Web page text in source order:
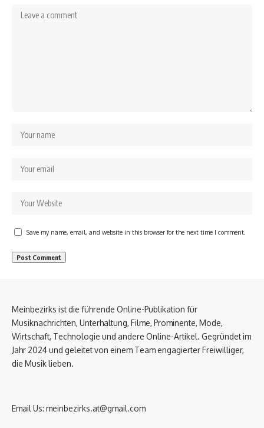
Save my name, email, and website in this browser for the next time I comment.
Meinbezirks ist die führende Online-Publikation für
Musiknachrichten, Unterhaltung, Filme, Prominente, Mode,
Wirtschaft, Technologie und andere Online-Artikel. Gegründet im
Jahr 2024 und geleitet von einem Team engagierter Freiwilliger,
die Musik lieben.
Email Us: meinbezirks.at@gmail.com